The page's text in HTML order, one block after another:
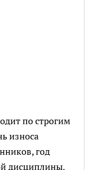
по строгим
износа
год
дисциплины.